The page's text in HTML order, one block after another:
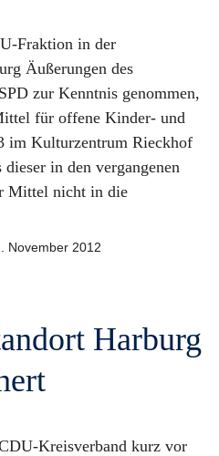
Fraktion in der
Äußerungen des
zur Kenntnis genommen,
für offene Kinder- und
im Kulturzentrum Rieckhof
in den vergangenen
Mittel nicht in die
November 2012
Harburg
Kreisverband kurz vor